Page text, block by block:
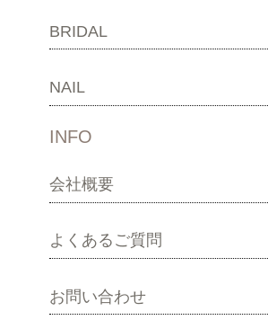
BRIDAL
NAIL
INFO
会社概要
よくあるご質問
お問い合わせ